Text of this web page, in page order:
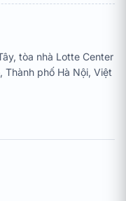
tòa nhà Lotte Center
Thành phố Hà Nội, Việt